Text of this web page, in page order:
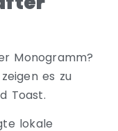
Monogramm?
es zu
Toast.
lokale